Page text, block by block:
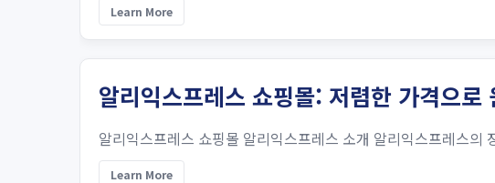
Learn More
알리익스프레스 쇼핑몰: 저렴한 가격으로
알리익스프레스 쇼핑몰 알리익스프레스 소개 알리익스프레스의
Learn More